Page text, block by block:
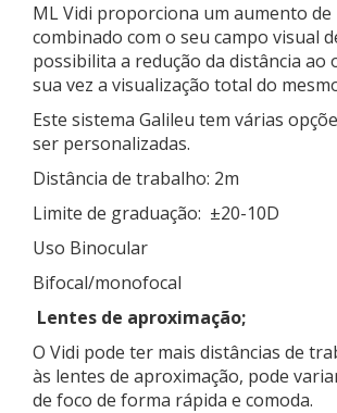
ML Vidi proporciona um aumento de
combinado com o seu campo visual
possibilita a redução da distância ao
sua vez a visualização total do
Este sistema Galileu tem várias
ser personalizadas.
Distância de trabalho: 2m
Limite de graduação: ±20-10D
Uso Binocular
Bifocal/monofocal
Lentes de aproximação;
O Vidi pode ter mais distâncias de
às lentes de aproximação, pode
de foco de forma rápida e comoda.